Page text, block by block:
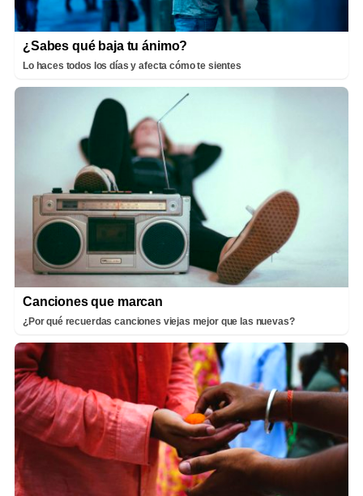
¿Sabes qué baja tu ánimo?
Lo haces todos los días y afecta cómo te sientes
Canciones que marcan
¿Por qué recuerdas canciones viejas mejor que las nuevas?